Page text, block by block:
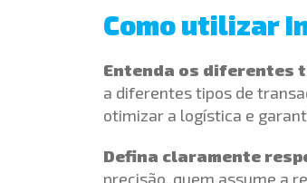
Como utilizar
Entenda os diferentes
a diferentes tipos de
otimizar a logística e
Defina claramente
precisão, quem assume a